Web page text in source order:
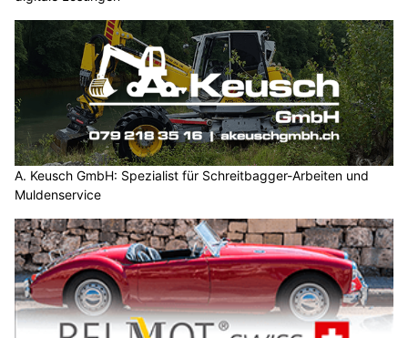
A. Keusch GmbH: Spezialist für Schreitbagger-Arbeiten und
Muldenservice